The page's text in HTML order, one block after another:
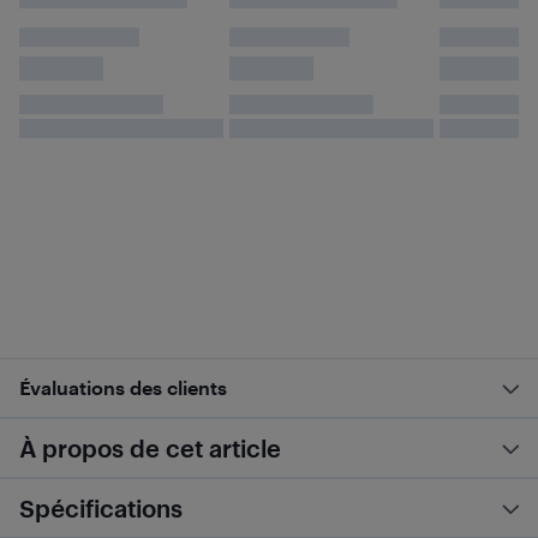
Évaluations des clients
À propos de cet article
Spécifications